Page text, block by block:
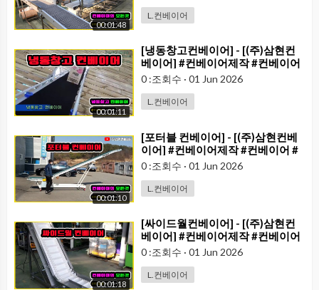
00:01:48
L.컨베이어
00:01:11
⁣[냉동창고컨베이어] - [(주)삼현컨
베이어] #컨베이어제작 #컨베이어
#콘베어 #conveyor
0 :조회수 · 01 Jun 2026
L.컨베이어
00:01:10
⁣[포터블 컨베이어] - [(주)삼현컨베
이어] #컨베이어제작 #컨베이어 #
콘베어 #conveyor#컨베이어벨트
#콘베어벨트#콘베어제작
0 :조회수 · 01 Jun 2026
L.컨베이어
00:01:18
⁣[싸이드월컨베이어] - [(주)삼현컨
베이어] #컨베이어제작 #컨베이어
#콘베어 #conveyor#컨베이어벨
트#콘베어벨트#콘베어제작
0 :조회수 · 01 Jun 2026
L.컨베이어